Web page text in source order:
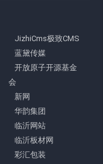
JizhiCms极致CMS
蓝黛传媒
开放原子开源基金
会
新网
华韵集团
临沂网站
临沂板材网
彩汇包装